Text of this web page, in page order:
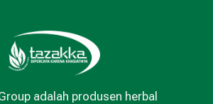
adalah produsen herbal